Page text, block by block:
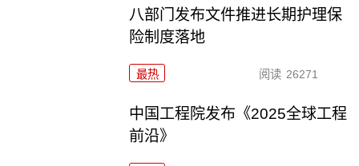
八部门发布文件推进长期护理保
险制度落地
最热 阅读 26271
中国工程院发布《2025全球工程
前沿》